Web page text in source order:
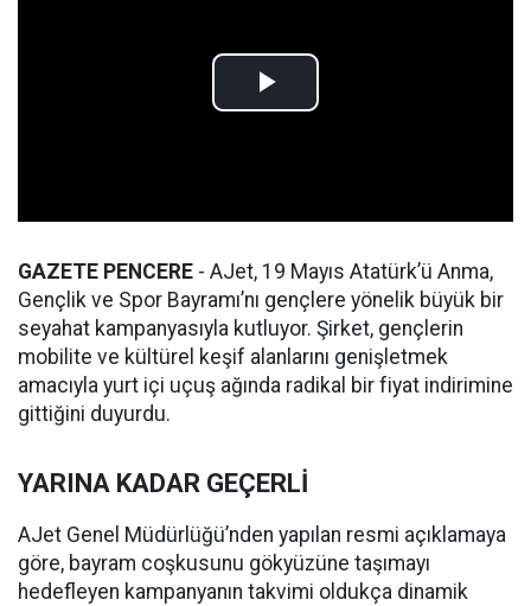
GAZETE PENCERE - AJet, 19 Mayıs Atatürk’ü Anma,
Gençlik ve Spor Bayramı’nı gençlere yönelik büyük bir
seyahat kampanyasıyla kutluyor. Şirket, gençlerin
mobilite ve kültürel keşif alanlarını genişletmek
amacıyla yurt içi uçuş ağında radikal bir fiyat indirimine
gittiğini duyurdu.
YARINA KADAR GEÇERLİ
AJet Genel Müdürlüğü’nden yapılan resmi açıklamaya
göre, bayram coşkusunu gökyüzüne taşımayı
hedefleyen kampanyanın takvimi oldukça dinamik